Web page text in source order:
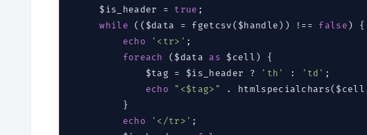
    $is_header =
true ;
while (($data = fgetcsv($handle)) !== false) {
echo
'<tr>' ;
foreach
($data as $cell) {
            $tag = $is_header ?
'th' : 'td' ;
echo
"<$tag>" . htmlspecialchars($cell,
        }
echo
'</tr>' ;